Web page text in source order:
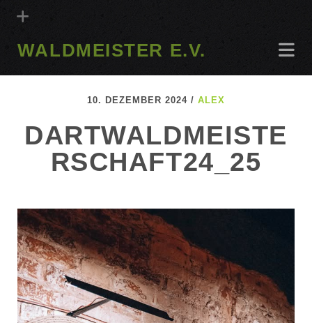
WALDMEISTER E.V.
10. DEZEMBER 2024 /ALEX
DARTWALDMEISTE
RSCHAFT24_25